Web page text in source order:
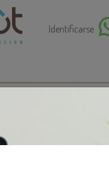
Identificarse
6L Dorado